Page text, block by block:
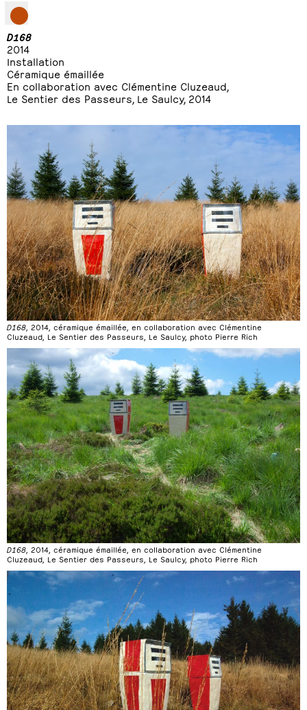
D168
2014
Installation
Céramique émaillée
En collaboration avec Clémentine Cluzeaud,
Le Sentier des Passeurs, Le Saulcy, 2014
D168 , 2014, céramique émaillée, en collaboration avec Clémentine
Cluzeaud, Le Sentier des Passeurs, Le Saulcy, photo Pierre Rich
D168, 2014, céramique émaillée, en collaboration avec Clémentine
Cluzeaud, Le Sentier des Passeurs, Le Saulcy, photo Pierre Rich